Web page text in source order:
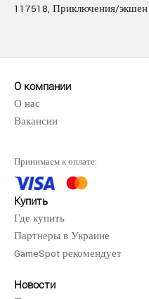
117518, Приключения/экшен
О компании
О нас
Вакансии
Принимаем к оплате:
Купить
Где купить
Партнеры в Украине
GameSpot рекомендует
Новости